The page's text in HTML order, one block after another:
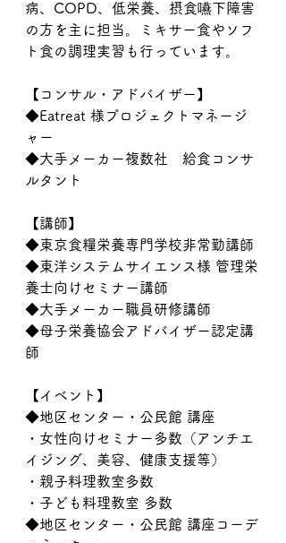
病、COPD、低栄養、摂食嚥下障害
の方を主に担当。ミキサー食やソフ
ト食の調理実習も行っています。
【コンサル・アドバイザー】
◆Eatreat 様プロジェクトマネージ
ャー
◆大手メーカー複数社　給食コンサ
ルタント
【講師】
◆東京食糧栄養専門学校非常勤講師
◆東洋システムサイエンス様 管理栄
養士向けセミナー講師
◆大手メーカー職員研修講師
◆母子栄養協会アドバイザー認定講
師
【イベント】
◆地区センター・公民館 講座
・女性向けセミナー多数（アンチエ
イジング、美容、健康支援等）
・親子料理教室多数
・子ども料理教室 多数
◆地区センター・公民館 講座コーデ